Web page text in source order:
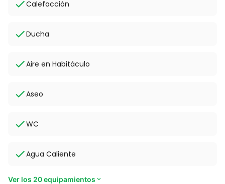
Calefacción
Ducha
Aire en Habitáculo
Aseo
WC
Agua Caliente
Ver los 20 equipamientos